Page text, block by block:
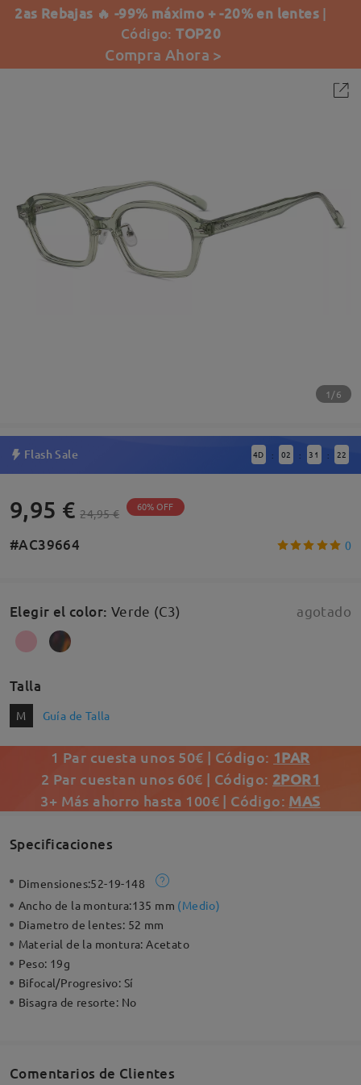
2as Rebajas 🔥 -99% máximo + -20% en lentes |
Código:TOP20
Compra Ahora >
1/6
Flash Sale 4D : 02 : 31 : 21
9,95 € 24,95 € 60% OFF
#AC39664 0
Elegir el color: Verde (C3) agotado
Talla
M Guía de Talla
1 Par cuesta unos 50€ | Código: 1PAR
2 Par cuestan unos 60€ | Código: 2POR1
3+ Más ahorro hasta 100€ | Código: MAS
Specificaciones
Dimensiones:52-19-148
Ancho de la montura:135 mm (Medio)
Diametro de lentes: 52 mm
Material de la montura:Acetato
Peso: 19g
Bifocal/Progresivo: Sí
Bisagra de resorte: No
Comentarios de Clientes